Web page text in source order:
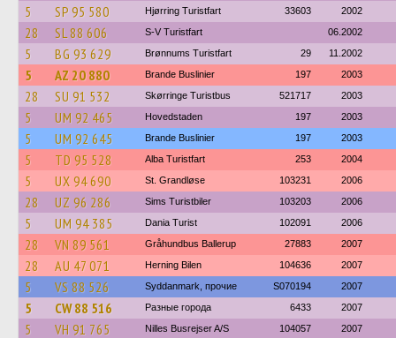
5 SP 95 580 Hjørring Turistfart 33603 2002
28 SL 88 606 S-V Turistfart 06.2002
5 BG 93 629 Brønnums Turistfart 29 11.2002
5 AZ 20 880 Brande Buslinier 197 2003
28 SU 91 532 Skørringe Turistbus 521717 2003
5 UM 92 465 Hovedstaden 197 2003
5 UM 92 645 Brande Buslinier 197 2003
5 TD 95 528 Alba Turistfart 253 2004
5 UX 94 690 St. Grandløse 103231 2006
28 UZ 96 286 Sims Turistbiler 103203 2006
5 UM 94 385 Dania Turist 102091 2006
28 VN 89 561 Gråhundbus Ballerup 27883 2007
28 AU 47 071 Herning Bilen 104636 2007
5 VS 88 526 Syddanmark, прочие S070194 2007
5 CW 88 516 Разные города 6433 2007
5 VH 91 765 Nilles Busrejser A/S 104057 2007